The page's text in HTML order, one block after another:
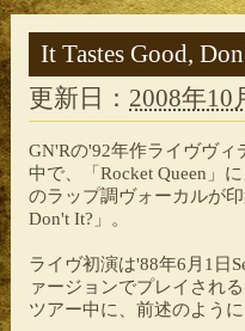
It Tastes Good,
更新日： 2008年10
GN'Rの'92年作ライヴヴィ
中で、「Rocket Queen」
のラップ調ヴォーカルが
Don't It?」。
ライヴ初演は'88年6月1日
ァージョンでプレイされ
ツアー中に、前述のよう